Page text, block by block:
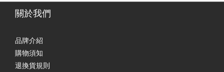
關於我們
品牌介紹
購物須知
退換貨規則